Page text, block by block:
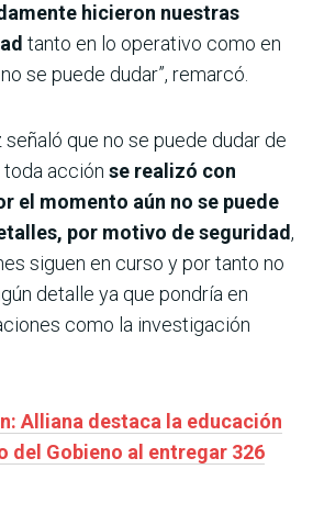
hicieron nuestras
tanto en lo operativo como en
se puede dudar”, remarcó.
que no se puede dudar de
acción se realizó con
el momento aún no se puede
por motivo de seguridad,
siguen en curso y por tanto no
detalle ya que pondría en
como la investigación
Alliana destaca la educación
del Gobieno al entregar 326